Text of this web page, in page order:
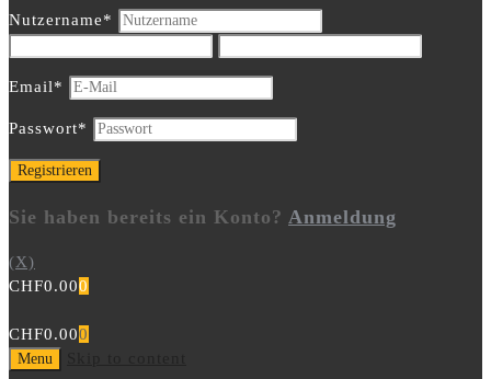
Nutzername*
Email*
Passwort*
Sie haben bereits ein Konto? Anmeldung
(X)
CHF0.000
CHF0.000
Menu